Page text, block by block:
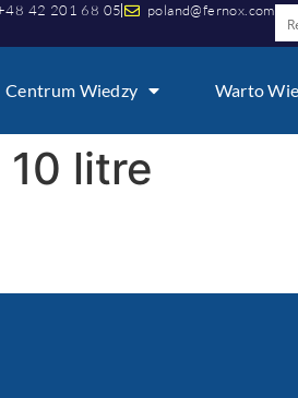
42 201 68 05 poland@fernox.com
Centrum Wiedzy Warto
10 litre